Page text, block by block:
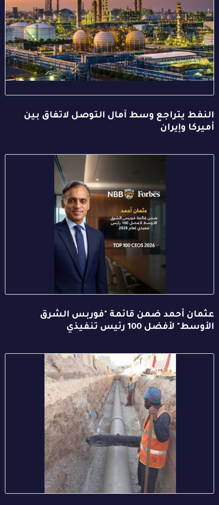
النفط يتراجع وسط آمال التوصل لاتفاق بين
أميركا وإيران
عثمان أحمد ضمن قائمة "فوربس الشرق
الأوسط" لأفضل 100 رئيس تنفيذي